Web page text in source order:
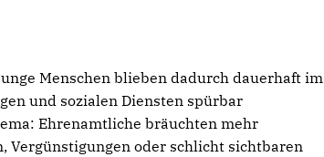
Menschen blieben dadurch dauerhaft im
und sozialen Diensten spürbar
Ehrenamtliche bräuchten mehr
Vergünstigungen oder schlicht sichtbaren